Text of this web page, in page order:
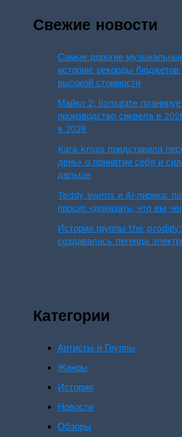
Свежие новости
Самые дорогие
истории: рекорды бюджетов
высокой стоимости
Майкл 2: lionsgate
производство сиквела в
в 2028
Kara kross представила
день» о принятии себя и
дальше
Teddy swims и Ai‑лирика:
просит «доказать, что вы
История группы the prodigy:
создавалась легенда
Категории
Артисты и Группы
Жанры
История
Новости
Обзоры